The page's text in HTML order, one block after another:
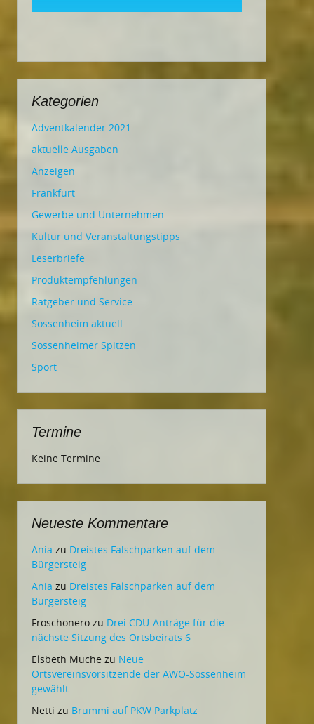
Kategorien
Adventkalender 2021
aktuelle Ausgaben
Anzeigen
Frankfurt
Gewerbe und Unternehmen
Kultur und Veranstaltungstipps
Leserbriefe
Produktempfehlungen
Ratgeber und Service
Sossenheim aktuell
Sossenheimer Spitzen
Sport
Termine
Keine Termine
Neueste Kommentare
Ania zu Dreistes Falschparken auf dem
Bürgersteig
Ania zu Dreistes Falschparken auf dem
Bürgersteig
Froschonero zu Drei CDU-Anträge für die
nächste Sitzung des Ortsbeirats 6
Elsbeth Muche zu Neue
Ortsvereinsvorsitzende der AWO-Sossenheim
gewählt
Netti zu Brummi auf PKW Parkplatz